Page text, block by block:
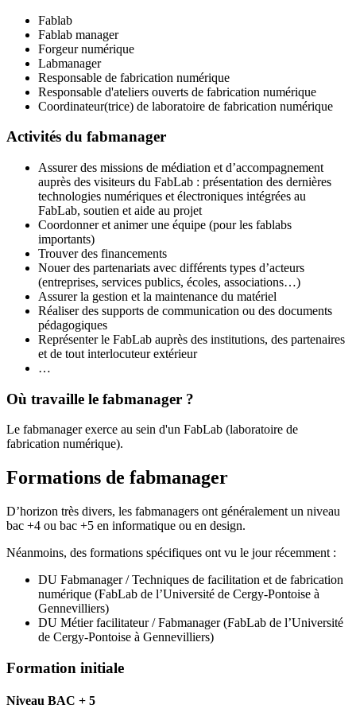
Fablab
Fablab manager
Forgeur numérique
Labmanager
Responsable de fabrication numérique
Responsable d'ateliers ouverts de fabrication numérique
Coordinateur(trice) de laboratoire de fabrication numérique
Activités du fabmanager
Assurer des missions de médiation et d’accompagnement
auprès des visiteurs du FabLab : présentation des dernières
technologies numériques et électroniques intégrées au
FabLab, soutien et aide au projet
Coordonner et animer une équipe (pour les fablabs
importants)
Trouver des financements
Nouer des partenariats avec différents types d’acteurs
(entreprises, services publics, écoles, associations…)
Assurer la gestion et la maintenance du matériel
Réaliser des supports de communication ou des documents
pédagogiques
Représenter le FabLab auprès des institutions, des partenaires
et de tout interlocuteur extérieur
…
Où travaille le fabmanager ?
Le fabmanager exerce au sein d'un FabLab (laboratoire de
fabrication numérique).
Formations de fabmanager
D’horizon très divers, les fabmanagers ont généralement un niveau
bac +4 ou bac +5 en informatique ou en design.
Néanmoins, des formations spécifiques ont vu le jour récemment :
DU Fabmanager / Techniques de facilitation et de fabrication
numérique (FabLab de l’Université de Cergy-Pontoise à
Gennevilliers)
DU Métier facilitateur / Fabmanager (FabLab de l’Université
de Cergy-Pontoise à Gennevilliers)
Formation initiale
Niveau BAC + 5